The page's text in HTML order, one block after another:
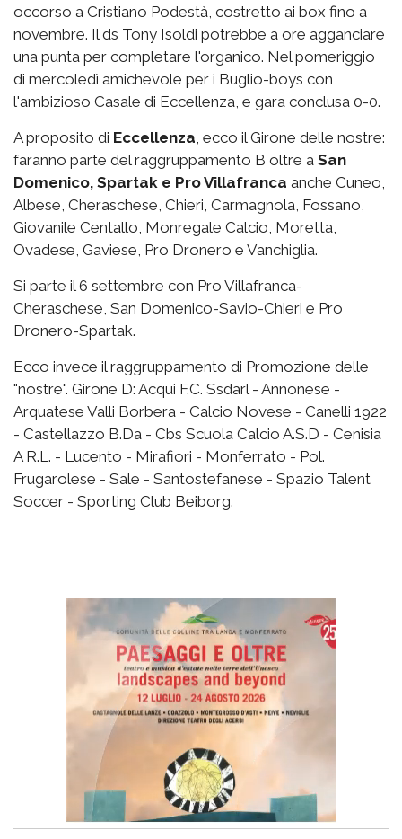
occorso a Cristiano Podestà, costretto ai box fino a
novembre. Il ds Tony Isoldi potrebbe a ore agganciare
una punta per completare l'organico. Nel pomeriggio
di mercoledì amichevole per i Buglio-boys con
l'ambizioso Casale di Eccellenza, e gara conclusa 0-0.
A proposito di Eccellenza , ecco il Girone delle nostre:
faranno parte del raggruppamento B oltre a San
Domenico, Spartak e Pro Villafranca anche Cuneo,
Albese, Cheraschese, Chieri, Carmagnola, Fossano,
Giovanile Centallo, Monregale Calcio, Moretta,
Ovadese, Gaviese, Pro Dronero e Vanchiglia.
Si parte il 6 settembre con Pro Villafranca-
Cheraschese, San Domenico-Savio-Chieri e Pro
Dronero-Spartak.
Ecco invece il raggruppamento di Promozione delle
"nostre". Girone D: Acqui F.C. Ssdarl - Annonese -
Arquatese Valli Borbera - Calcio Novese - Canelli 1922
- Castellazzo B.Da - Cbs Scuola Calcio A.S.D - Cenisia
A R.L. - Lucento - Mirafiori - Monferrato - Pol.
Frugarolese - Sale - Santostefanese - Spazio Talent
Soccer - Sporting Club Beiborg.